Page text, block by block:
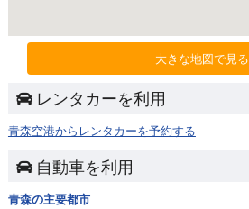
大きな地図で見る
レンタカーを利用
青森空港からレンタカーを予約する
自動車を利用
青森の主要都市